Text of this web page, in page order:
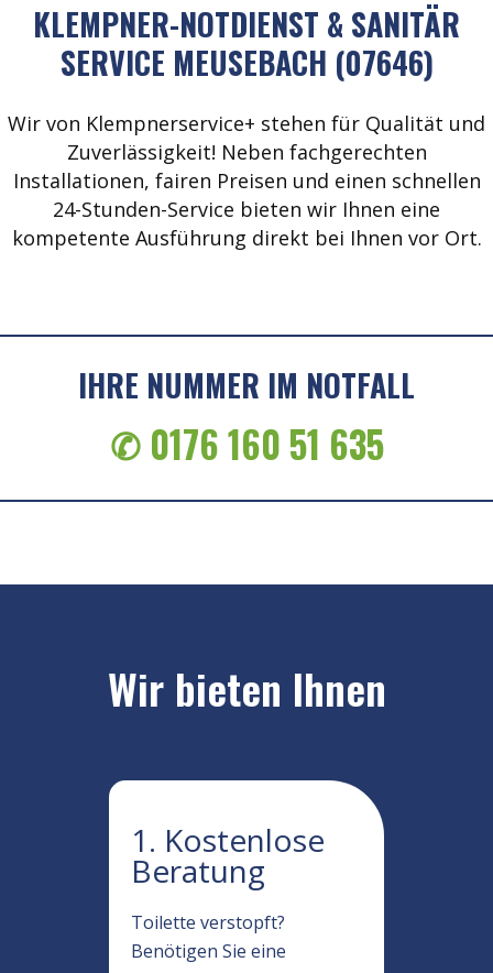
KLEMPNER-NOTDIENST & SANITÄR
SERVICE MEUSEBACH (07646)
Wir von Klempnerservice+ stehen für Qualität und
Zuverlässigkeit! Neben fachgerechten
Installationen, fairen Preisen und einen schnellen
24-Stunden-Service bieten wir Ihnen eine
kompetente Ausführung direkt bei Ihnen vor Ort.
IHRE NUMMER IM NOTFALL
✆ 0176 160 51 635
Wir bieten Ihnen
1. Kostenlose
Beratung
Toilette verstopft?
Benötigen Sie eine